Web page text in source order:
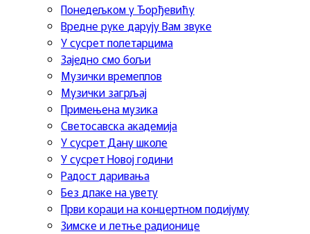
Понедељком у Ђорђевићу
Вредне руке дарују Вам звуке
У сусрет полетарцима
Заједно смо бољи
Музички времеплов
Музички загрљај
Примењена музика
Светосавска академија
У сусрет Дану школе
У сусрет Новој години
Радост даривања
Без длаке на увету
Први кораци на концертном подијуму
Зимске и летње радионице